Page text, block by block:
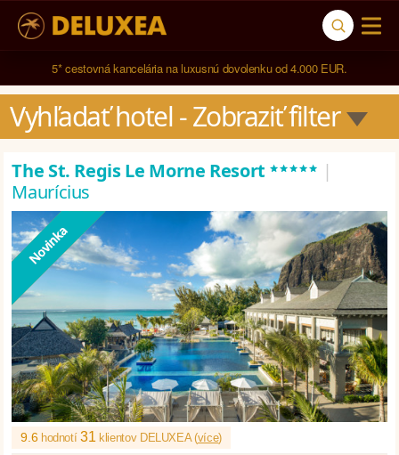
5* cestovná kancelária na luxusnú dovolenku od 4.000 EUR.
Vyhľadať hotel - Zobraziť filter
The St. Regis Le Morne Resort ***** |
Maurícius
9.6 hodnotí31 klientov DELUXEA (více)